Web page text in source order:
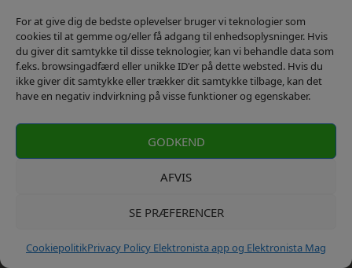
For at give dig de bedste oplevelser bruger vi teknologier som
cookies til at gemme og/eller få adgang til enhedsoplysninger. Hvis
du giver dit samtykke til disse teknologier, kan vi behandle data som
f.eks. browsingadfærd eller unikke ID'er på dette websted. Hvis du
ikke giver dit samtykke eller trækker dit samtykke tilbage, kan det
have en negativ indvirkning på visse funktioner og egenskaber.
GODKEND
AFVIS
SE PRÆFERENCER
CookiepolitikPrivacy Policy Elektronista app og Elektronista Mag
Så må du have held og lykke med det i hvertfald